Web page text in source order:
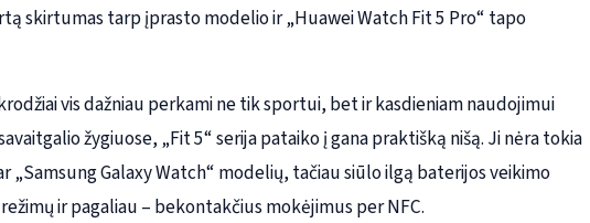
skirtumas tarp įprasto modelio ir „Huawei Watch Fit 5 Pro“ tapo
vis dažniau perkami ne tik sportui, bet ir kasdieniam naudojimui
žygiuose, „Fit 5“ serija pataiko į gana praktišką nišą. Ji nėra tokia
„Samsung Galaxy Watch“ modelių, tačiau siūlo ilgą baterijos veikimo
ir pagaliau – bekontakčius mokėjimus per NFC.